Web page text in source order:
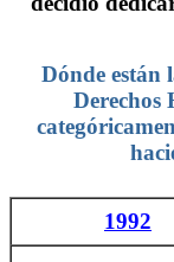
Dónde están
Derechos
1992